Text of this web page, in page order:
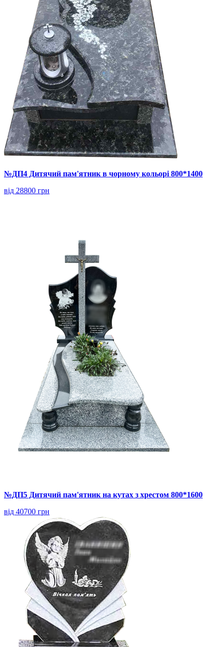
№ДП4 Дитячий пам'ятник в чорному кольорі 800*1400
від 28800 грн
№ДП5 Дитячий пам'ятник на кутах з хрестом 800*1600
від 40700 грн